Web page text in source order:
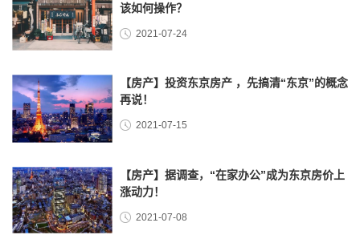
该如何操作？
2021-07-24
【房产】投资东京房产 ，先搞清“东京”的概念
再说！
2021-07-15
【房产】据调查，“在家办公”成为东京房价上
涨动力！
2021-07-08